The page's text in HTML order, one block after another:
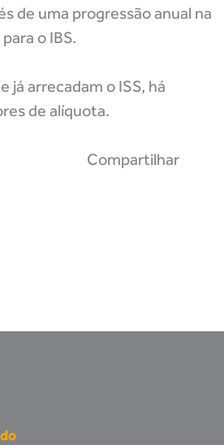
de uma progressão anual na
o IBS.
já arrecadam o ISS, há
de alíquota.
Compartilhar